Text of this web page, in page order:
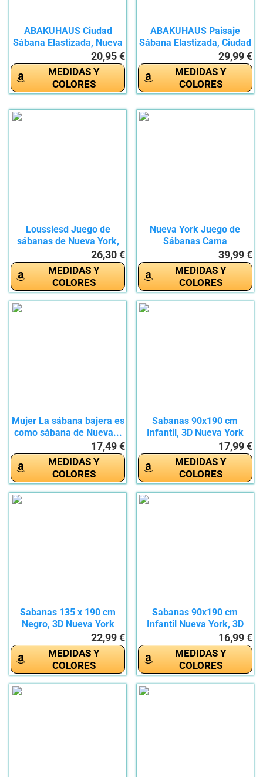
ABAKUHAUS Ciudad
Sábana Elastizada, Nueva
20,95 €
MEDIDAS Y
COLORES
ABAKUHAUS Paisaje
Sábana Elastizada, Ciudad
29,99 €
MEDIDAS Y
COLORES
Loussiesd Juego de
sábanas de Nueva York,
26,30 €
MEDIDAS Y
COLORES
Nueva York Juego de
Sábanas Cama
90x190+35cm,...39,99 €
MEDIDAS Y
COLORES
Mujer La sábana bajera es
como sábana de Nueva...
17,49 €
MEDIDAS Y
COLORES
Sabanas 90x190 cm
Infantil, 3D Nueva York
17,99 €
MEDIDAS Y
COLORES
Sabanas 135 x 190 cm
Negro, 3D Nueva York
22,99 €
MEDIDAS Y
COLORES
Sabanas 90x190 cm
Infantil Nueva York, 3D
16,99 €
MEDIDAS Y
COLORES